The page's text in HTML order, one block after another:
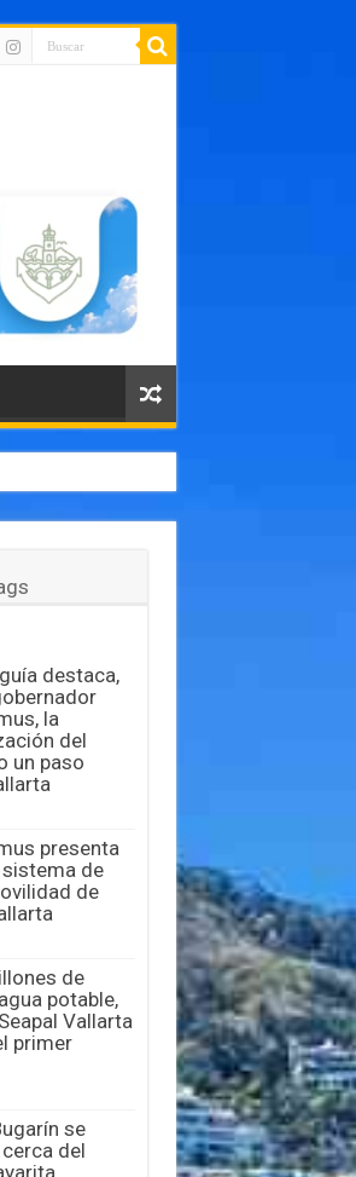
destaca,
la
del
un paso
presenta
de
de
de
potable,
Vallarta
primer
se
del